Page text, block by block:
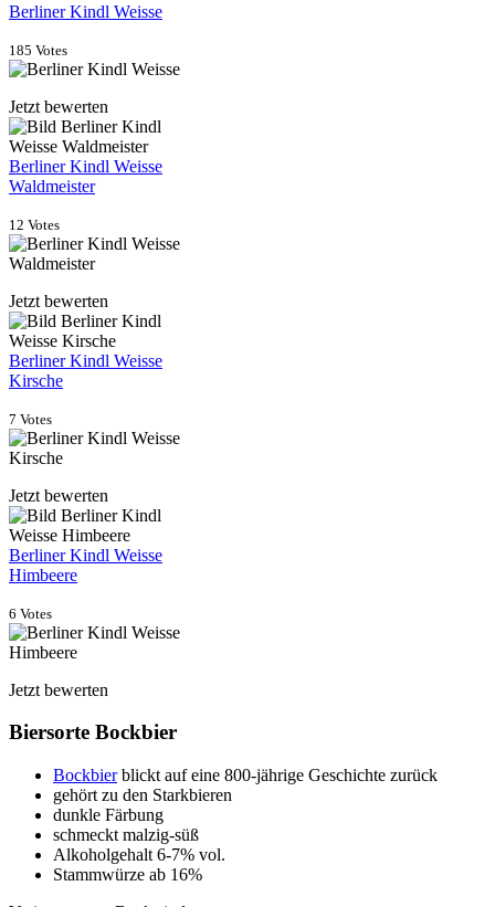
Berliner Kindl Weisse
185 Votes
Jetzt bewerten
Berliner Kindl Weisse
Waldmeister
12 Votes
Jetzt bewerten
Berliner Kindl Weisse
Kirsche
7 Votes
Jetzt bewerten
Berliner Kindl Weisse
Himbeere
6 Votes
Jetzt bewerten
Biersorte Bockbier
Bockbierblickt auf eine 800-jährige Geschichte zurück
gehört zu den Starkbieren
dunkle Färbung
schmeckt malzig-süß
Alkoholgehalt 6-7% vol.
Stammwürze ab 16%